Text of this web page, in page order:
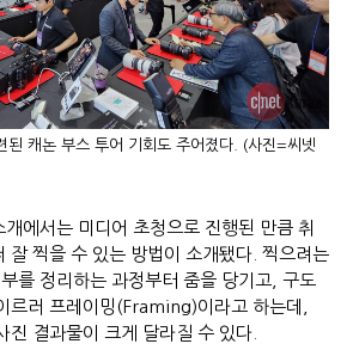
캐논 부스 투어 기회도 주어졌다. (사진=씨넷
에서는 미디어 초청으로 진행된 만큼 취
잘 찍을 수 있는 방법이 소개됐다. 찍으려는
를 정리하는 과정부터 줌을 당기고, 구도
르러 프레이밍(Framing)이라고 하는데,
진 결과물이 크게 달라질 수 있다.